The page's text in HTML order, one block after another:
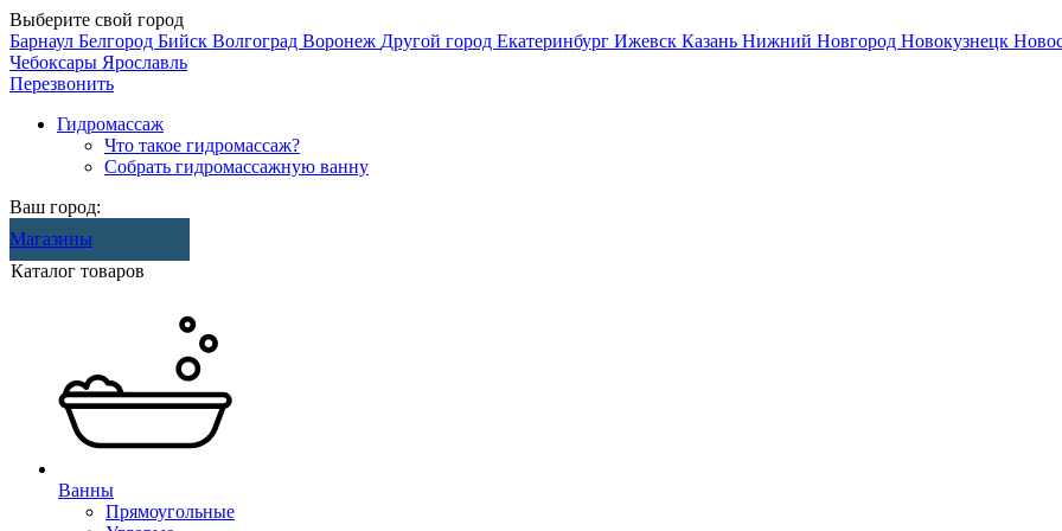
Выберите свой город
Барнаул Белгород Бийск Волгоград Воронеж Другой город Екатеринбург Ижевск Казань Нижний Новгород Новокузнецк
Чебоксары Ярославль
Перезвонить
Гидромассаж
Что такое гидромассаж?
Собрать гидромассажную ванну
Ваш город:
Магазины
Каталог товаров
Ванны
Прямоугольные